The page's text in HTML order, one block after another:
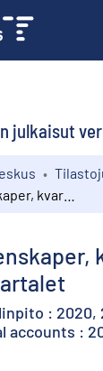
julkaisut
: 2020,
accounts :